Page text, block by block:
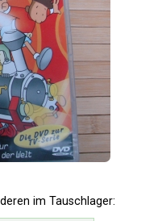
im Tauschlager: